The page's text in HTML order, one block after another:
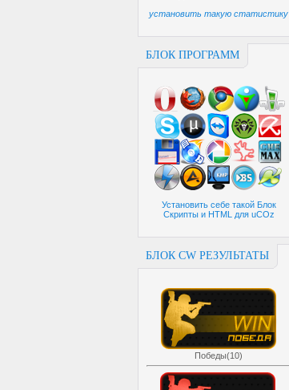
установить такую статистику
БЛОК ПРОГРАММ
Установить себе такой Блок
Скрипты и HTML для uCOz
БЛОК CW РЕЗУЛЬТАТЫ
Победы(10)